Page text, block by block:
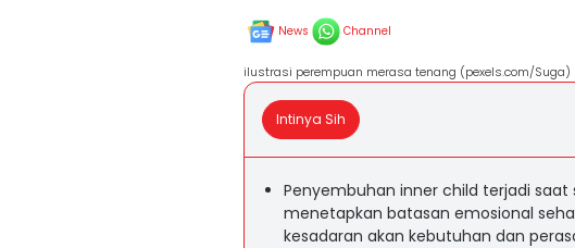
News Channel
ilustrasi perempuan merasa tenang (pexels.com/Suga)
Intinya Sih
Penyembuhan inner child terjadi saat
menetapkan batasan emosional
kesadaran akan kebutuhan dan